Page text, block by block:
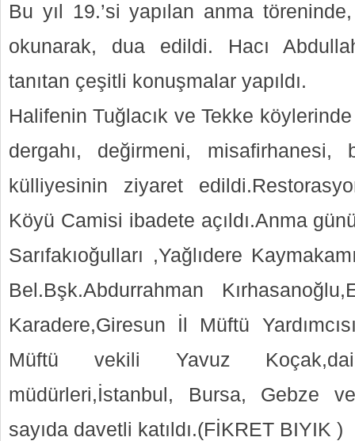
Bu yıl 19.’si yapılan anma
okunarak, dua edildi. Hacı
tanıtan çeşitli konuşmalar yapıldı.
Halifenin Tuğlacık ve Tekke
dergahı, değirmeni, misafirhanesi,
külliyesinin ziyaret
Köyü Camisi ibadete açıldı.Anma
Sarıfakıoğulları ,Yağlıdere
Bel.Bşk.Abdurrahman
Karadere,Giresun İl Müftü
Müftü vekili Yavuz
müdürleri,İstanbul, Bursa, Gebze
sayıda davetli katıldı.(FİKRET BIYIK )